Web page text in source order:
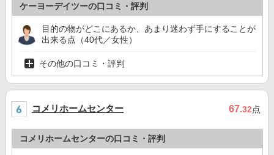
ケーヨーデイツーの口コミ・評判
目的の物がどこにあるか、あまり迷わず手にすることが
出来る点（40代／女性）
その他の口コミ・評判
コメリホームセンター 67.32点
コメリホームセンターの口コミ・評判